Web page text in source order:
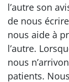
l’autre son
de nous
nous aide à
l’autre.
nous
patients.